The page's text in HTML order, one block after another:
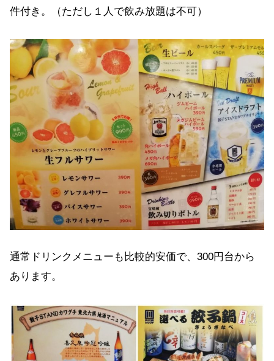
件付き。（ただし１人で飲み放題は不可）
通常ドリンクメニューも比較的安価で、300円台から
あります。